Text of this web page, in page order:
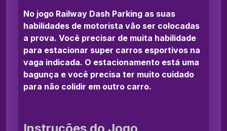
No jogo Railway Dash Parking as suas
habilidades de motorista vão ser colocadas
a prova. Você precisar de muita habilidade
para estacionar super carros esportivos na
vaga indicada. O estacionamento está uma
bagunça e você precisa ter muito cuidado
para não colidir em outro carro.